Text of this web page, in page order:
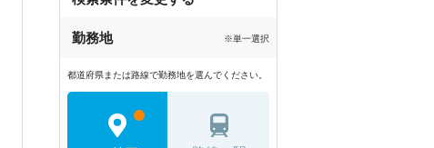
勤務地 ※単一選択
都道府県または路線で勤務地を選んでください。